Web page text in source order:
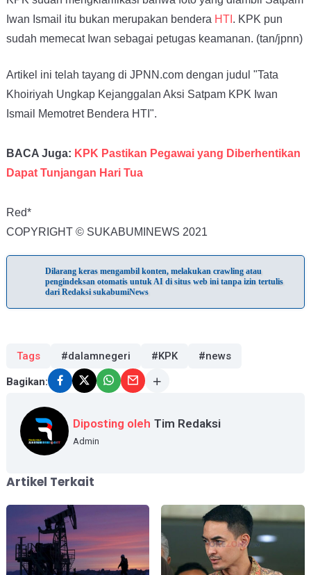
Iwan Ismail itu bukan merupakan bendera HTI . KPK pun
sudah memecat Iwan sebagai petugas keamanan. (tan/jpnn)
Artikel ini telah tayang di JPNN.com dengan judul "Tata
Khoiriyah Ungkap Kejanggalan Aksi Satpam KPK Iwan
Ismail Memotret Bendera HTI".
BACA Juga: KPK Pastikan Pegawai yang Diberhentikan
Dapat Tunjangan Hari Tua
Red*
COPYRIGHT © SUKABUMINEWS 2021
Dilarang keras mengambil konten, melakukan crawling atau
pengindeksan otomatis untuk AI di situs web ini tanpa izin tertulis
dari Redaksi sukabumiNews
Tags #dalamnegeri #KPK #news
Bagikan:
Diposting oleh Tim Redaksi
Admin
Artikel Terkait